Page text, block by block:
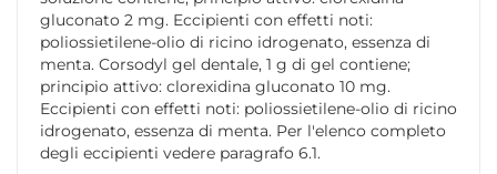
gluconato 2 mg. Eccipienti con effetti noti:
poliossietilene-olio di ricino idrogenato, essenza di
menta. Corsodyl gel dentale, 1 g di gel contiene;
principio attivo: clorexidina gluconato 10 mg.
Eccipienti con effetti noti: poliossietilene-olio di ricino
idrogenato, essenza di menta. Per l'elenco completo
degli eccipienti vedere paragrafo 6.1.